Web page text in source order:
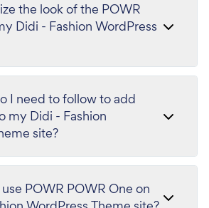
the look of the POWR
Didi - Fashion WordPress
I need to follow to add
my Didi - Fashion
site?
POWR POWR One on